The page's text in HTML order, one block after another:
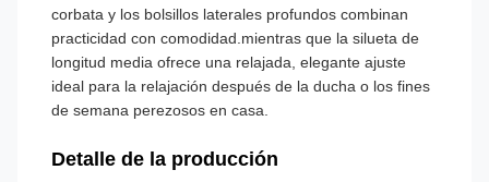
corbata y los bolsillos laterales profundos combinan
practicidad con comodidad.mientras que la silueta de
longitud media ofrece una relajada, elegante ajuste
ideal para la relajación después de la ducha o los fines
de semana perezosos en casa.
Detalle de la producción